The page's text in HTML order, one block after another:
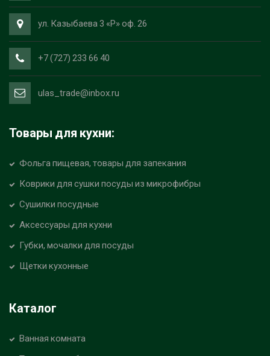
ул. Казыбаева 3 «Р» оф. 26
+7 (727) 233 66 40
ulas_trade@inbox.ru
Товары для кухни:
Фольга пищевая, товары для запекания
Коврики для сушки посуды из микрофибры
Сушилки посудные
Аксессуары для кухни
Губки, мочалки для посуды
Щетки кухонные
Каталог
Ванная комната